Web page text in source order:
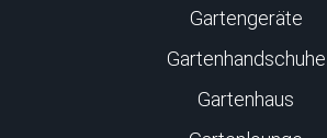
Gartengeräte
Gartenhandschuhe
Gartenhaus